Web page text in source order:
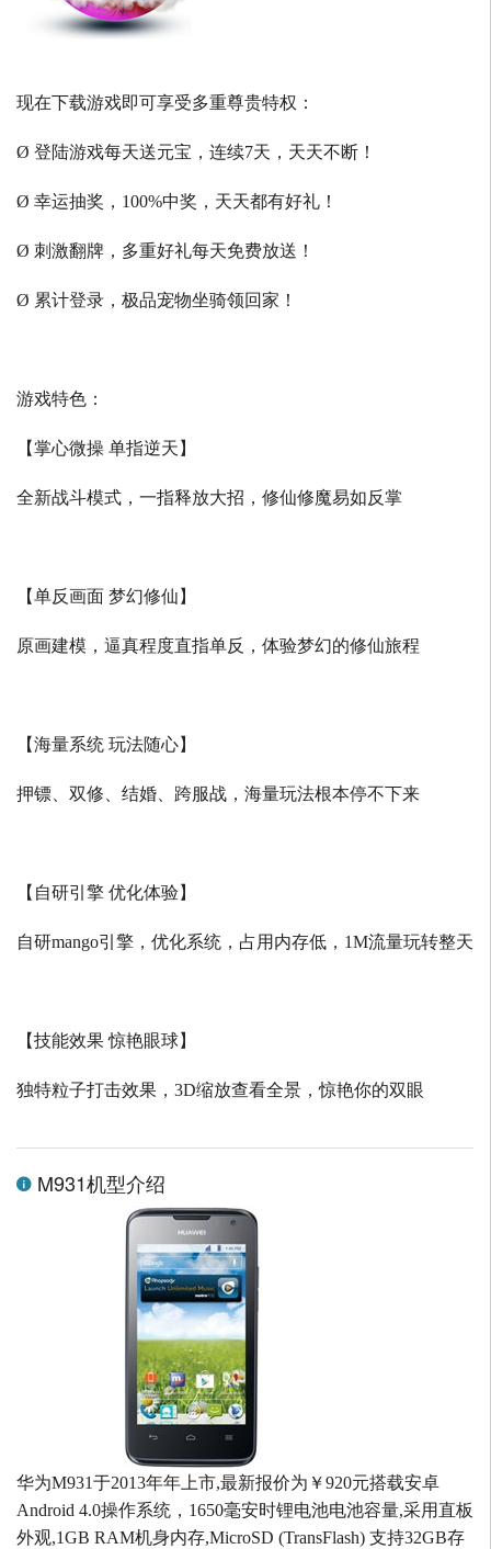
现在下载游戏即可享受多重尊贵特权：
Ø 登陆游戏每天送元宝，连续7天，天天不断！
Ø 幸运抽奖，100%中奖，天天都有好礼！
Ø 刺激翻牌，多重好礼每天免费放送！
Ø 累计登录，极品宠物坐骑领回家！
游戏特色：
【掌心微操 单指逆天】
全新战斗模式，一指释放大招，修仙修魔易如反掌
【单反画面 梦幻修仙】
原画建模，逼真程度直指单反，体验梦幻的修仙旅程
【海量系统 玩法随心】
押镖、双修、结婚、跨服战，海量玩法根本停不下来
【自研引擎 优化体验】
自研mango引擎，优化系统，占用内存低， 1M流量玩转整天
【技能效果 惊艳眼球】
独特粒子打击效果， 3D缩放查看全景，惊艳你的双眼
M931机型介绍
华为M931于2013年年上市,最新报价为￥920元搭载安卓
Android 4.0操作系统，1650毫安时锂电池电池容量,采用直板
外观,1GB RAM机身内存,MicroSD (TransFlash) 支持32GB存